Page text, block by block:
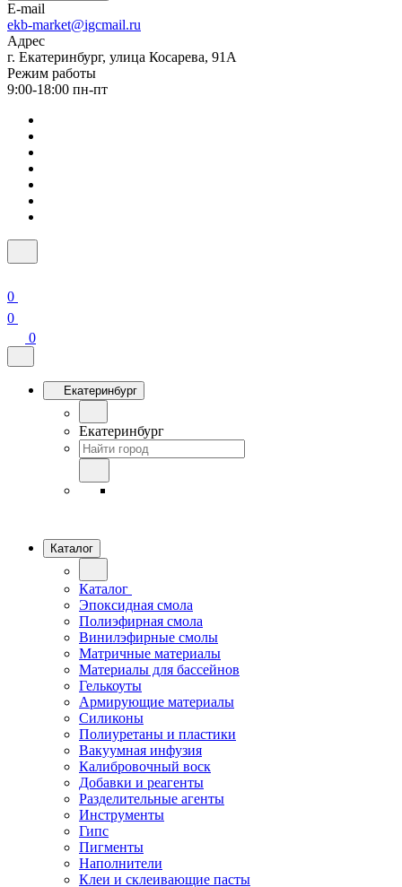
E-mail
ekb-market@igcmail.ru
Адрес
г. Екатеринбург, улица Косарева, 91А
Режим работы
9:00-18:00 пн-пт
0
0
0
Екатеринбург
Екатеринбург
Каталог
Каталог
Эпоксидная смола
Полиэфирная смола
Винилэфирные смолы
Матричные материалы
Материалы для бассейнов
Гелькоуты
Армирующие материалы
Силиконы
Полиуретаны и пластики
Вакуумная инфузия
Калибровочный воск
Добавки и реагенты
Разделительные агенты
Инструменты
Гипс
Пигменты
Наполнители
Клеи и склеивающие пасты